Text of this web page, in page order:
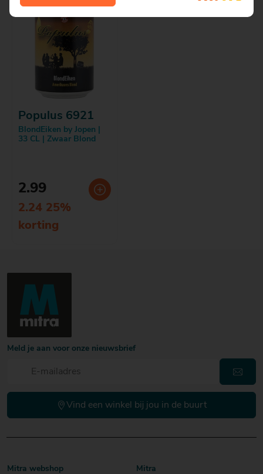
Populus 6921
BlondEiken by Jopen |
33 CL | Zwaar Blond
2.99
2.24 25%
korting
Meld je aan voor onze nieuwsbrief
Vind een winkel bij jou in de buurt
Mitra webshop
Mitra